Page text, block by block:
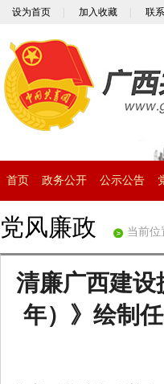
设为首页 加入收藏 联
首页 政务公开 公示公告
党风廉政 当前位
清廉广西建
年）》绘制